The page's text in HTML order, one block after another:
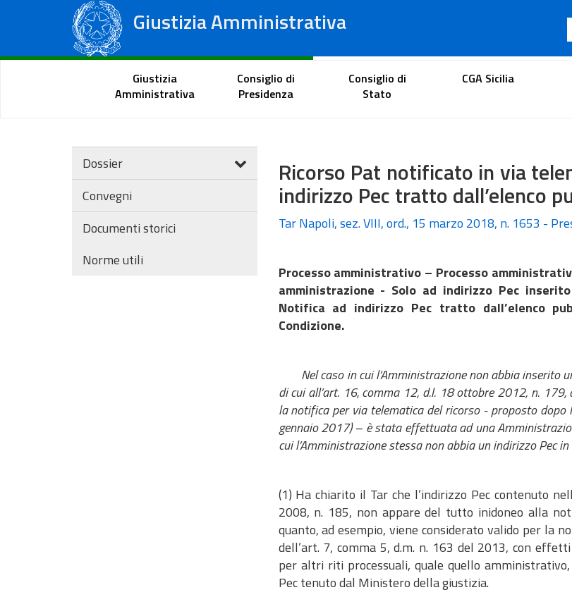
Giustizia Amministrativa
Tribunali Amministrativi Regionali
Portale del cittadino Portale dell'avvocato
Giustizia
Amministrativa
Consiglio di
Presidenza
Consiglio di
Stato
CGA Sicilia
Dossier
Convegni
Documenti storici
Norme utili
Ricorso Pat notificato in via
indirizzo Pec tratto dall’elenco
Tar Napoli, sez. VIII, ord., 15 marzo 2018, n. 1653 -
Processo amministrativo – Processo
amministrazione - Solo ad indirizzo Pec
Notifica ad indirizzo Pec tratto dall’elenco
Condizione.
Nel caso in cui l’Amministrazione non abbia inserito
di cui all’art. 16, comma 12, d.l. 18 ottobre 2012, n. 179,
la notifica per via telematica del ricorso - proposto
gennaio 2017) – è stata effettuata ad una
cui l’Amministrazione stessa non abbia un indirizzo Pec
(1) Ha chiarito il Tar che l’indirizzo Pec contenuto
2008, n. 185, non appare del tutto inidoneo alla
quanto, ad esempio, viene considerato valido per la
dell’art. 7, comma 5, d.m. n. 163 del 2013, con
per altri riti processuali, quale quello
Pec tenuto dal Ministero della giustizia.